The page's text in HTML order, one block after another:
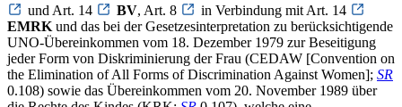
und Art. 14
BV, Art. 8
in Verbindung mit Art. 14
EMRK und das bei der Gesetzesinterpretation zu berücksichtigende
UNO-Übereinkommen vom 18. Dezember 1979 zur Beseitigung
jeder Form von Diskriminierung der Frau (CEDAW [Convention on
the Elimination of All Forms of Discrimination Against Women]; SR
0.108) sowie das Übereinkommen vom 20. November 1989 über